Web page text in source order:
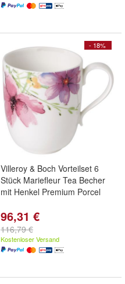
- 18%
Villeroy & Boch Vorteilset 6
Stück Mariefleur Tea Becher
mit Henkel Premium Porcel
96,31 €
116,79 €
Kostenloser Versand